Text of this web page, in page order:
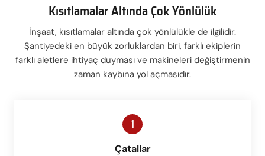
Kısıtlamalar Altında Çok Yönlülük
İnşaat, kısıtlamalar altında çok yönlülükle de ilgilidir.
Şantiyedeki en büyük zorluklardan biri, farklı ekiplerin
farklı aletlere ihtiyaç duyması ve makineleri değiştirmenin
zaman kaybına yol açmasıdır.
1
Çatallar